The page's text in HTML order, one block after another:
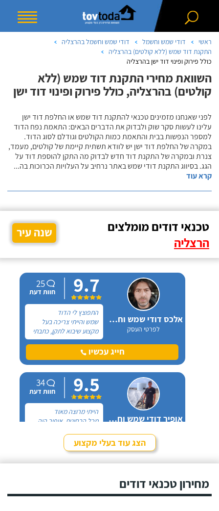
ראשי דודי שמש וחשמל
דודי שמש וחשמל בהרצליה
התקנת דוד שמש (ללא קולטים) בהרצליה
כולל פירוק ופינוי דוד ישן בהרצליה
השוואת מחירי התקנת דוד שמש (ללא
קולטים) בהרצליה, כולל פירוק ופינוי דוד ישן
לפני שאנחנו מזמינים טכנאי להתקנת דוד שמש או החלפת דוד ישן
עלינו לעשות סקר שוק ולבדוק את הדברים הבאים: התאמת נפח הדוד
למספר הנפשות בבית והתאמת כמות הקולטים וגודלם לסוג הדוד.
במקרה של החלפת דוד ישן יש לוודא תשתית קיימת של קולטים, מעמד,
צנרת ובמקרה של התקנת דוד חדש לבדוק מה התקן להוספת דוד על
הגג. בסיווג התקנת דודי שמש באתר נרחיב על העלויות הכרוכות בה...
קרא עוד
טכנאי דודים מומלצים
הרצליה
שנה עיר
אלכס דודי שמש וחשמל
לפרטי העסק
9.7
25
חוות דעת
התפוצץ לי הדוד
שמש והייתי צריכה בעל
מקצוע שיבוא לתקן, כתבתי
בגוגל טכנאי דודים ואז
הגעתי לקבוצה של העיר
חיפה בפייסבוק, שם כמה
דודי שמש וחשמל".
חייג עכשיו
אופיר דודי שמש וחשמל
9.5
34
חוות דעת
הייתי מרוצה מאוד
מכל הבחינות, אופיר היה
לראות את המיקום של
ההתקנה, המחיר היה הוגן
היה לארג' והשאיר נקי
חייג עכשיו
הצג עוד בעלי מקצוע
מחירון טכנאי דודים